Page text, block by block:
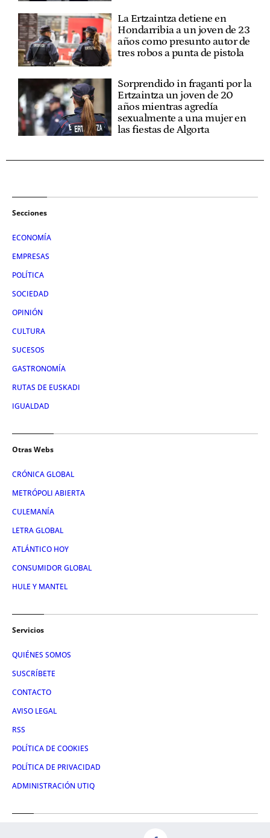
La Ertzaintza detiene en
Hondarribia a un joven de 23
años como presunto autor de
tres robos a punta de pistola
Sorprendido in fraganti por la
Ertzaintza un joven de 20
años mientras agredía
sexualmente a una mujer en
las fiestas de Algorta
Secciones
ECONOMÍA
EMPRESAS
POLÍTICA
SOCIEDAD
OPINIÓN
CULTURA
SUCESOS
GASTRONOMÍA
RUTAS DE EUSKADI
IGUALDAD
Otras Webs
CRÓNICA GLOBAL
METRÓPOLI ABIERTA
CULEMANÍA
LETRA GLOBAL
ATLÁNTICO HOY
CONSUMIDOR GLOBAL
HULE Y MANTEL
Servicios
QUIÉNES SOMOS
SUSCRÍBETE
CONTACTO
AVISO LEGAL
RSS
POLÍTICA DE COOKIES
POLÍTICA DE PRIVACIDAD
ADMINISTRACIÓN UTIQ